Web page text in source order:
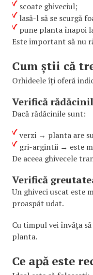
scoate ghiveciul;
lasă-l să se scurgă
pune planta înapoi
Este important să nu
Cum știi că
Orhideele îți oferă
Verifică
Dacă rădăcinile sunt:
verzi → planta are
gri-argintii → este
De aceea ghivecele
Verifică
Un ghiveci uscat este
proaspăt udat.
Cu timpul vei învăța
planta.
Ce apă este